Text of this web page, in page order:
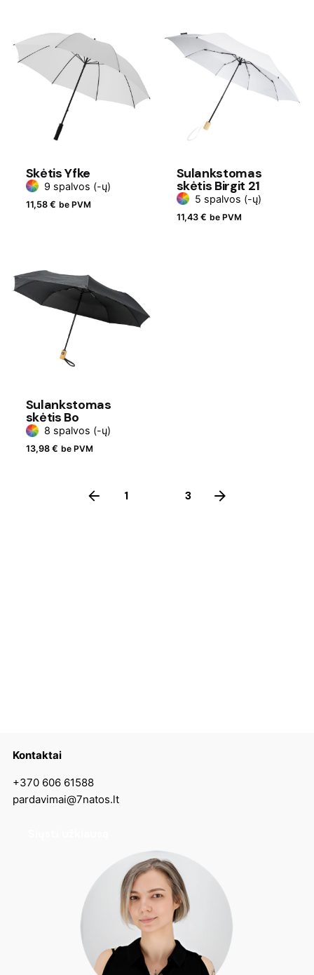
Skėtis Yfke
9 spalvos (-ų)
11,58 € be PVM
Sulankstomas
skėtis Birgit 21
5 spalvos (-ų)
11,43 € be PVM
Sulankstomas
skėtis Bo
8 spalvos (-ų)
13,98 € be PVM
1 3
Kontaktai
+370 606 61588
pardavimai@7natos.lt